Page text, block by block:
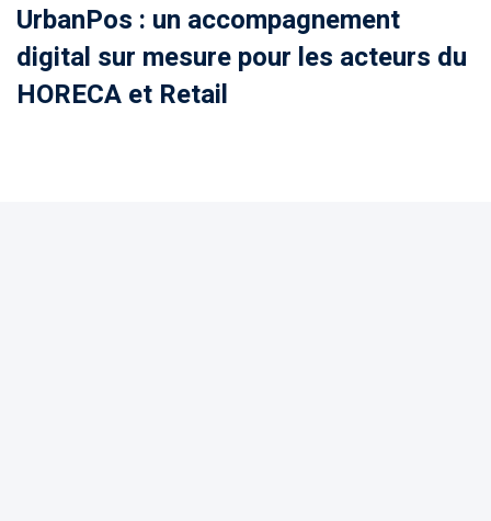
UrbanPos : un accompagnement
digital sur mesure pour les acteurs du
HORECA et Retail